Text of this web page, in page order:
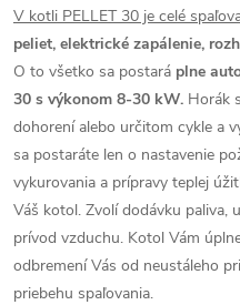
V kotli PELLET 30 je celé
peliet, elektrické zapálenie,
O to všetko sa postará plne
30 s výkonom 8-30 kW. Horák
dohorení alebo určitom cykle a
sa postaráte len o nastavenie
vykurovania a prípravy teplej
Váš kotol. Zvolí dodávku paliva,
prívod vzduchu. Kotol Vám
odbremení Vás od neustáleho
priebehu spaľovania.